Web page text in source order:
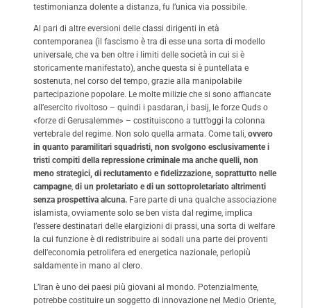
testimonianza dolente a distanza, fu l’unica via possibile.
Al pari di altre eversioni delle classi dirigenti in età
contemporanea (il fascismo è tra di esse una sorta di modello
universale, che va ben oltre i limiti delle società in cui si è
storicamente manifestato), anche questa si è puntellata e
sostenuta, nel corso del tempo, grazie alla manipolabile
partecipazione popolare. Le molte milizie che si sono affiancate
all’esercito rivoltoso – quindi i pasdaran, i basij, le forze Quds o
«forze di Gerusalemme» – costituiscono a tutt’oggi la colonna
vertebrale del regime. Non solo quella armata. Come tali, ovvero
in quanto paramilitari squadristi, non svolgono esclusivamente i
tristi compiti della repressione criminale ma anche quelli, non
meno strategici, di reclutamento e fidelizzazione, soprattutto nelle
campagne, di un proletariato e di un sottoproletariato altrimenti
senza prospettiva alcuna. Fare parte di una qualche associazione
islamista, ovviamente solo se ben vista dal regime, implica
l’essere destinatari delle elargizioni di prassi, una sorta di welfare
la cui funzione è di redistribuire ai sodali una parte dei proventi
dell’economia petrolifera ed energetica nazionale, perlopiù
saldamente in mano al clero.
L’Iran è uno dei paesi più giovani al mondo. Potenzialmente,
potrebbe costituire un soggetto di innovazione nel Medio Oriente,